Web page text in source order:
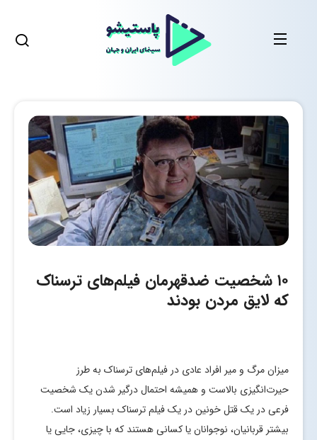
۱۰ شخصیت ضدقهرمان فیلم‌های ترسناک
که لایق مردن بودند
میزان مرگ و میر افراد عادی در فیلم‌های ترسناک به طرز
حیرت‌انگیزی بالاست و همیشه احتمال درگیر شدن یک شخصیت
فرعی در یک قتل خونین در یک فیلم ترسناک بسیار زیاد است.
بیشتر قربانیان، نوجوانان یا کسانی هستند که با چیزی، جایی یا